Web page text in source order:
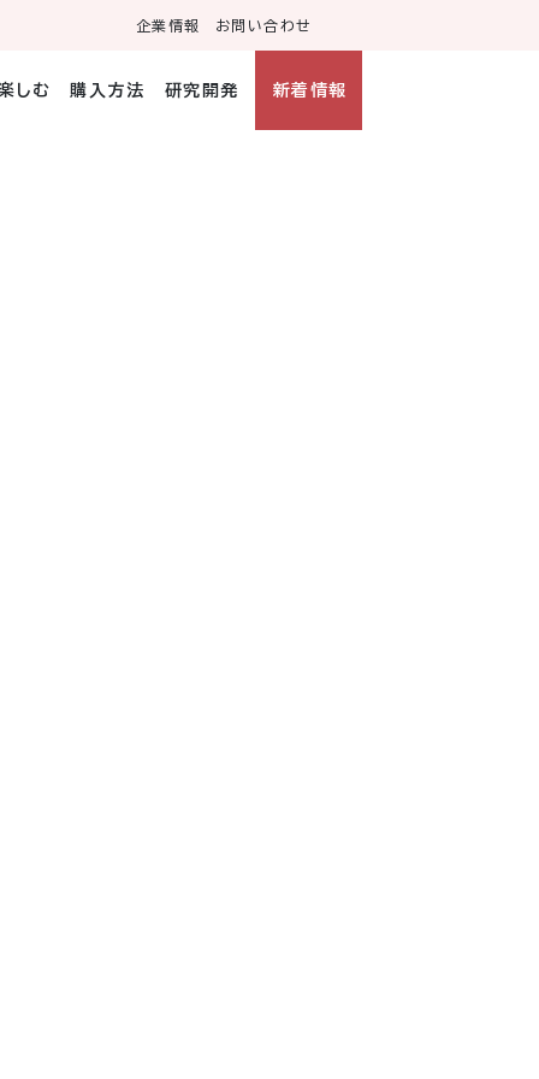
企業情報 お問い合わせ
しむ 購入方法 研究開発 新着情報